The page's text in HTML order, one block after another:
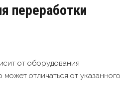
переработки
от оборудования
отличаться от указанного